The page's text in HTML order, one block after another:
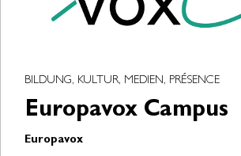
BILDUNG, KULTUR, MEDIEN, PRÉSENCE
Europavox Campus
Europavox